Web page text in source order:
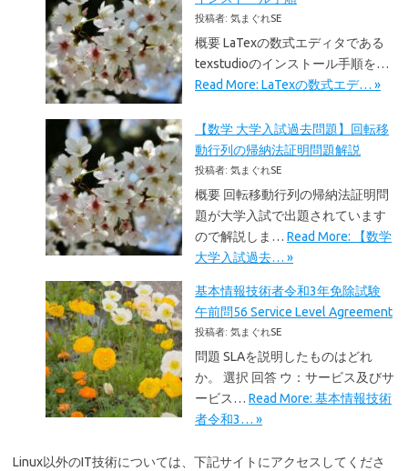
投稿者: 気まぐれSE
概要 LaTexの数式エディタである
texstudioのインストール手順を…
Read More: LaTexの数式エデ… »
【数学 大学入試過去問題】回転移
動行列の帰納法証明問題解説
投稿者: 気まぐれSE
概要 回転移動行列の帰納法証明問
題が大学入試で出題されています
ので解説しま… Read More: 【数学
大学入試過去… »
基本情報技術者令和3年免除試験
午前問56 Service Level Agreement
投稿者: 気まぐれSE
問題 SLAを説明したものはどれ
か。 選択 回答 ウ：サービス及びサ
ービス… Read More: 基本情報技術
者令和3… »
Linux以外のIT技術については、下記サイトにアクセスしてくださ